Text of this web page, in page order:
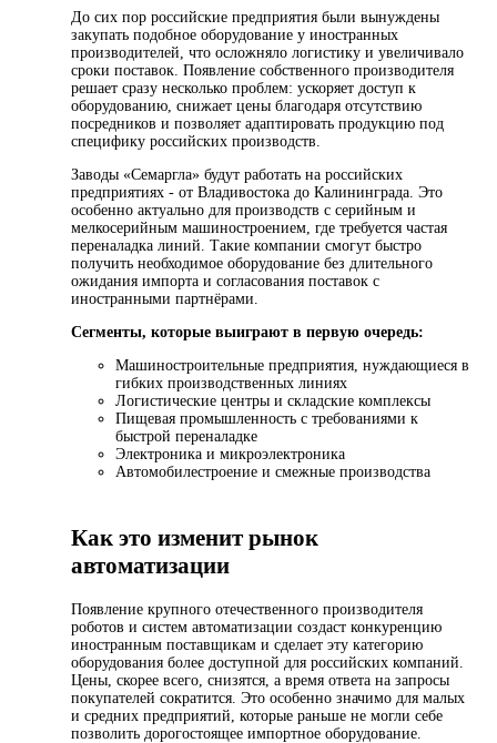
До сих пор российские предприятия были вынуждены
закупать подобное оборудование у иностранных
производителей, что осложняло логистику и увеличивало
сроки поставок. Появление собственного производителя
решает сразу несколько проблем: ускоряет доступ к
оборудованию, снижает цены благодаря отсутствию
посредников и позволяет адаптировать продукцию под
специфику российских производств.
Заводы «Семаргла» будут работать на российских
предприятиях - от Владивостока до Калининграда. Это
особенно актуально для производств с серийным и
мелкосерийным машиностроением, где требуется частая
переналадка линий. Такие компании смогут быстро
получить необходимое оборудование без длительного
ожидания импорта и согласования поставок с
иностранными партнёрами.
Сегменты, которые выиграют в первую очередь:
Машиностроительные предприятия, нуждающиеся в
гибких производственных линиях
Логистические центры и складские комплексы
Пищевая промышленность с требованиями к
быстрой переналадке
Электроника и микроэлектроника
Автомобилестроение и смежные производства
Как это изменит рынок
автоматизации
Появление крупного отечественного производителя
роботов и систем автоматизации создаст конкуренцию
иностранным поставщикам и сделает эту категорию
оборудования более доступной для российских компаний.
Цены, скорее всего, снизятся, а время ответа на запросы
покупателей сократится. Это особенно значимо для малых
и средних предприятий, которые раньше не могли себе
позволить дорогостоящее импортное оборудование.